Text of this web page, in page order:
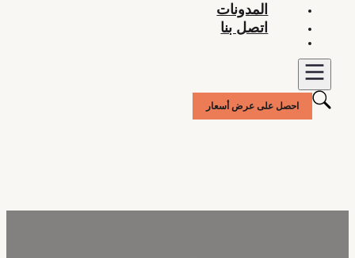
المدونات
اتصل بنا
احصل على عرض أسعار